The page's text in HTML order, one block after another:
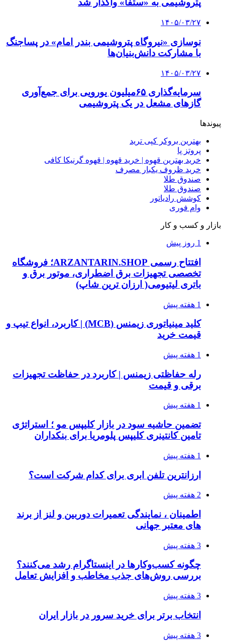
پتروشیمی به «ستفا» واگذار شد
۱۴۰۵/۰۳/۲۷
نوسازی «نیروگاه پتروشیمی بندر امام» در پساجنگ
با مشارکت دانش‌بنیان‌ها
۱۴۰۵/۰۳/۲۷
سرمایه‌گذاری ۶۵میلیون یورویی برای جمع‌آوری
گازهای مشعل در یک‌ پتروشیمی
پیوندها
بهترین بروکر کپی ترید
پروتز پا
خرید بهترین قهوه | خرید قهوه | قهوه گرنیکا کافی
خرید ظروف یکبار مصرف
صندوق طلا
صندوق طلا
کوشش رادیاتور
وام فوری
بازار و کسب و کار
1 روز پیش
افتتاح رسمی ARZANTARIN.SHOP؛ فروشگاه
تخصصی تجهیزات برق اضطراری، موتور برق و
باتری لیتیومی( ارزان ترین شاپ)
1 هفته پیش
کلید مینیاتوری زیمنس (MCB) | کاربرد، انواع تیپ و
قیمت خرید
1 هفته پیش
رله حفاظتی زیمنس | کاربرد در حفاظت تجهیزات
برقی و قیمت
1 هفته پیش
تضمین حاشیه سود در بازار کلیپس مو ؛ استراتژی
تامین کانتینری کلیپس پلومریا برای بنکداران
1 هفته پیش
ارزانترین تلفن ابری برای کدام شرکت است؟
2 هفته پیش
اطمینان ، نمایندگی تعمیرات دوربین و لنز از برند
های معتبر جهانی
3 هفته پیش
چگونه کسب‌وکارها در اینستاگرام رشد می‌کنند؟
بررسی روش‌های جذب مخاطب و افزایش تعامل
3 هفته پیش
انتخاب برتر برای خرید سرور در بازار ایران
3 هفته پیش